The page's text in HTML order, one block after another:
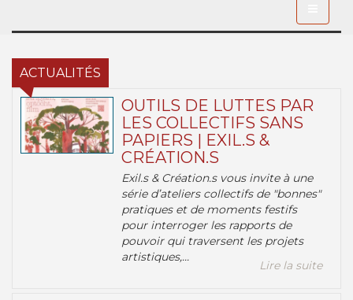
ACTUALITÉS
OUTILS DE LUTTES PAR
LES COLLECTIFS SANS
PAPIERS | EXIL.S &
CRÉATION.S
Exil.s & Création.s vous invite à une
série d’ateliers collectifs de "bonnes"
pratiques et de moments festifs
pour interroger les rapports de
pouvoir qui traversent les projets
artistiques,...
Lire la suite